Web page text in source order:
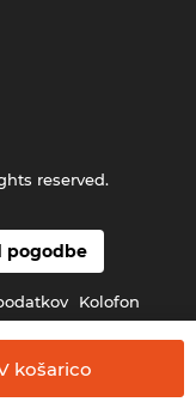
košarico
pogodbe
Kolofon
reserved.